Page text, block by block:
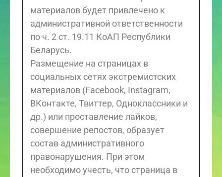
материалов будет привлечено к
административной ответственности
по ч. 2 ст. 19.11 КоАП Республики
Беларусь.
Размещение на страницах в
социальных сетях экстремистских
материалов (Facebook, Instagram,
ВКонтакте, Твиттер, Одноклассники и
др.) или проставление лайков,
совершение репостов, образует
состав административного
правонарушения. При этом
необходимо учесть, что страница в